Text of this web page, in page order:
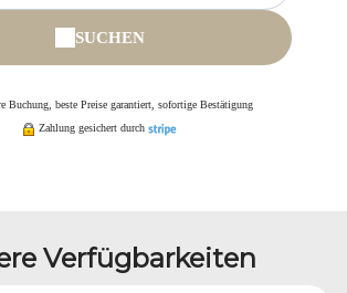
SUCHEN
Buchung, beste Preise garantiert, sofortige Bestätigung
Zahlung gesichert durch
Verfügbarkeiten